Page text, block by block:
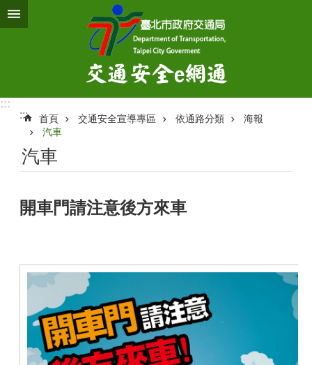
跳到主要內容區塊
:::
:::
首頁 交通安全宣導專區 依通路分類
海報
汽車
汽車
開車門請注意後方來車